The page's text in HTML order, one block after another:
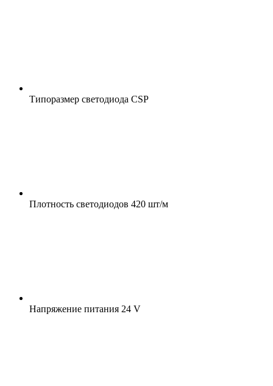
Типоразмер светодиода CSP
Плотность светодиодов 420 шт/м
Напряжение питания 24 V